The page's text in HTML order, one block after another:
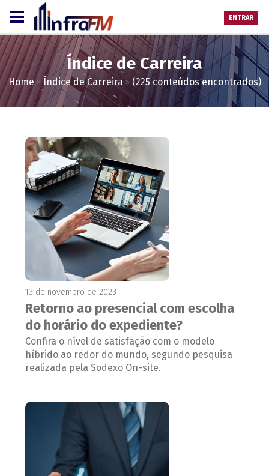
ENTRAR
Índice de Carreira
Home>Índice de Carreira>(225 conteúdos encontrados)
13 de novembro de 2023
Retorno ao presencial com escolha
do horário do expediente?
Confira o nível de satisfação com o modelo
híbrido ao redor do mundo, segundo pesquisa
realizada pela Sodexo On-site.